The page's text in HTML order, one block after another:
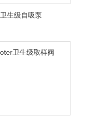
卫生级自吸泵